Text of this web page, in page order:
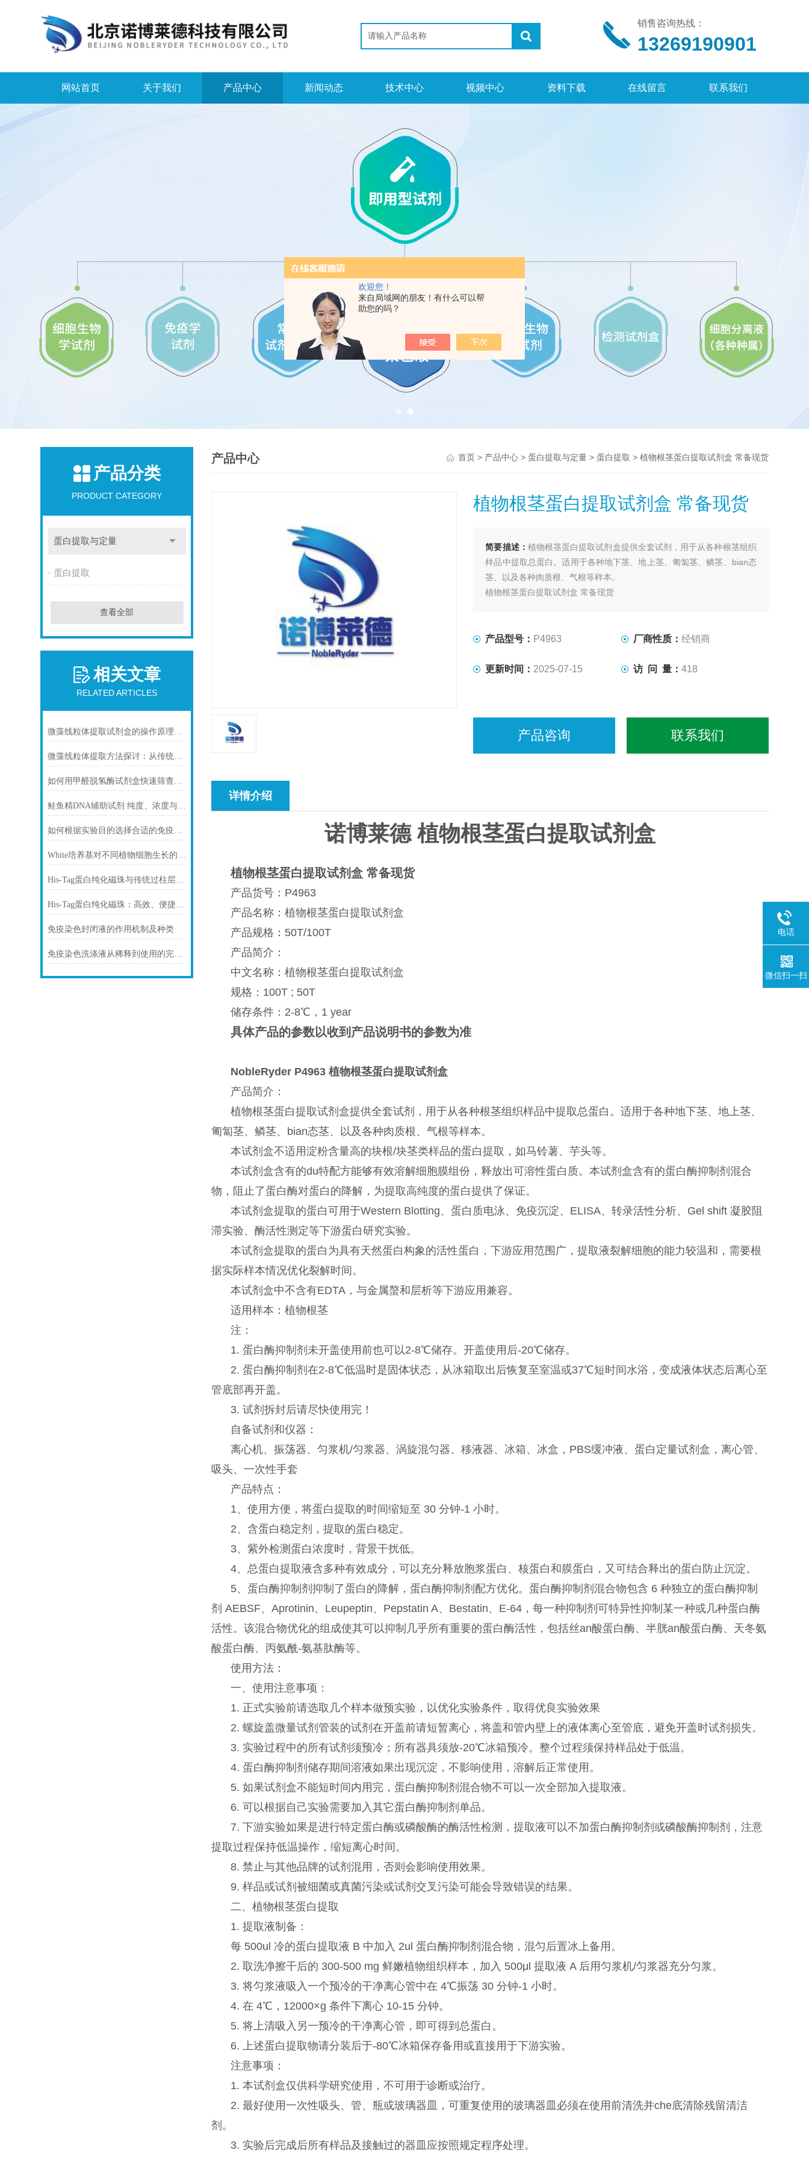
欢迎您！
来自局域网的朋友！有什么可以帮
助您的吗？
销售咨询热线：
13269190901
网站首页 关于我们 产品中心 新闻动态 技术中心 视频中心 资料下载 在线留言 联系我们
产品分类
PRODUCT CATEGORY
蛋白提取与定量
蛋白提取
查看全部
相关文章
RELATED ARTICLES
微藻线粒体提取试剂盒的操作原理与实验优化指南
微藻线粒体提取方法探讨：从传统技术到试剂盒方案
如何用甲醛脱氢酶试剂盒快速筛查食品中甲醛残留？
鲑鱼精DNA辅助试剂 纯度、浓度与稳定性对实验结果的影响
如何根据实验目的选择合适的免疫染色封闭剂
White培养基对不同植物细胞生长的影响
His-Tag蛋白纯化磁珠与传统过柱层析纯化方式
His-Tag蛋白纯化磁珠：高效、便捷的蛋白纯化解决方案
免疫染色封闭液的作用机制及种类
免疫染色洗涤液从稀释到使用的完整流程
产品中心 首页> 产品中心> 蛋白提取与定量> 蛋白提取 > 植物根茎蛋白提取试剂盒 常备现货
植物根茎蛋白提取试剂盒 常备现货
简要描述： 植物根茎蛋白提取试剂盒提供全套试剂，用于从各种根茎组织
样品中提取总蛋白。适用于各种地下茎、地上茎、匍匐茎、鳞茎、bian态
茎、以及各种肉质根、气根等样本。
植物根茎蛋白提取试剂盒 常备现货
产品型号： P4963 厂商性质： 经销商
更新时间： 2025-07-15 访 问 量： 418
产品咨询 联系我们
详情介绍
诺博莱德 植物根茎蛋白提取试剂盒
植物根茎蛋白提取试剂盒 常备现货
产品货号：P4963
产品名称：植物根茎蛋白提取试剂盒
产品规格：50T/100T
产品简介：
中文名称：植物根茎蛋白提取试剂盒
规格：100T ; 50T
储存条件：2-8℃，1 year
具体产品的参数以收到产品说明书的参数为准
NobleRyder P4963植物根茎蛋白提取试剂盒
产品简介：
植物根茎蛋白提取试剂盒提供全套试剂，用于从各种根茎组织样品中提取总蛋白。适用于各种地下茎、地上茎、
匍匐茎、鳞茎、bian态茎、以及各种肉质根、气根等样本。
本试剂盒不适用淀粉含量高的块根/块茎类样品的蛋白提取，如马铃薯、芋头等。
本试剂盒含有的du特配方能够有效溶解细胞膜组份，释放出可溶性蛋白质。本试剂盒含有的蛋白酶抑制剂混合
物，阻止了蛋白酶对蛋白的降解，为提取高纯度的蛋白提供了保证。
本试剂盒提取的蛋白可用于Western Blotting、蛋白质电泳、免疫沉淀、ELISA、转录活性分析、Gel shift 凝胶阻
滞实验、酶活性测定等下游蛋白研究实验。
本试剂盒提取的蛋白为具有天然蛋白构象的活性蛋白，下游应用范围广，提取液裂解细胞的能力较温和，需要根
据实际样本情况优化裂解时间。
本试剂盒中不含有EDTA，与金属螯和层析等下游应用兼容。
适用样本：植物根茎
注：
1. 蛋白酶抑制剂未开盖使用前也可以2-8℃储存。开盖使用后-20℃储存。
2. 蛋白酶抑制剂在2-8℃低温时是固体状态，从冰箱取出后恢复至室温或37℃短时间水浴，变成液体状态后离心至
管底部再开盖。
3. 试剂拆封后请尽快使用完！
自备试剂和仪器：
离心机、振荡器、匀浆机/匀浆器、涡旋混匀器、移液器、冰箱、冰盒，PBS缓冲液、蛋白定量试剂盒，离心管、
吸头、一次性手套
产品特点：
1、使用方便，将蛋白提取的时间缩短至 30 分钟-1 小时。
2、含蛋白稳定剂，提取的蛋白稳定。
3、紫外检测蛋白浓度时，背景干扰低。
4、总蛋白提取液含多种有效成分，可以充分释放胞浆蛋白、核蛋白和膜蛋白，又可结合释出的蛋白防止沉淀。
5、蛋白酶抑制剂抑制了蛋白的降解，蛋白酶抑制剂配方优化。蛋白酶抑制剂混合物包含 6 种独立的蛋白酶抑制
剂 AEBSF、Aprotinin、Leupeptin、Pepstatin A、Bestatin、E-64，每一种抑制剂可特异性抑制某一种或几种蛋白酶
活性。该混合物优化的组成使其可以抑制几乎所有重要的蛋白酶活性，包括丝an酸蛋白酶、半胱an酸蛋白酶、天冬氨
酸蛋白酶、丙氨酰-氨基肽酶等。
使用方法：
一、使用注意事项：
1. 正式实验前请选取几个样本做预实验，以优化实验条件，取得优良实验效果
2. 螺旋盖微量试剂管装的试剂在开盖前请短暂离心，将盖和管内壁上的液体离心至管底，避免开盖时试剂损失。
3. 实验过程中的所有试剂须预冷；所有器具须放-20℃冰箱预冷。整个过程须保持样品处于低温。
4. 蛋白酶抑制剂储存期间溶液如果出现沉淀，不影响使用，溶解后正常使用。
5. 如果试剂盒不能短时间内用完，蛋白酶抑制剂混合物不可以一次全部加入提取液。
6. 可以根据自己实验需要加入其它蛋白酶抑制剂单品。
7. 下游实验如果是进行特定蛋白酶或磷酸酶的酶活性检测，提取液可以不加蛋白酶抑制剂或磷酸酶抑制剂，注意
提取过程保持低温操作，缩短离心时间。
8. 禁止与其他品牌的试剂混用，否则会影响使用效果。
9. 样品或试剂被细菌或真菌污染或试剂交叉污染可能会导致错误的结果。
二、植物根茎蛋白提取
1. 提取液制备：
每 500ul 冷的蛋白提取液 B 中加入 2ul 蛋白酶抑制剂混合物，混匀后置冰上备用。
2. 取洗净擦干后的 300-500 mg 鲜嫩植物组织样本，加入 500μl 提取液 A 后用匀浆机/匀浆器充分匀浆。
3. 将匀浆液吸入一个预冷的干净离心管中在 4℃振荡 30 分钟-1 小时。
4. 在 4℃，12000×g 条件下离心 10-15 分钟。
5. 将上清吸入另一预冷的干净离心管，即可得到总蛋白。
6. 上述蛋白提取物请分装后于-80℃冰箱保存备用或直接用于下游实验。
注意事项：
1. 本试剂盒仅供科学研究使用，不可用于诊断或治疗。
2. 最好使用一次性吸头、管、瓶或玻璃器皿，可重复使用的玻璃器皿必须在使用前清洗并che底清除残留清洁
剂。
3. 实验后完成后所有样品及接触过的器皿应按照规定程序处理。
电话
微信扫一扫